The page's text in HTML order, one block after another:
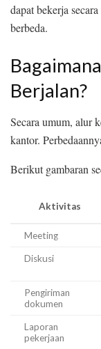
dapat bekerja
berbeda.
Berjalan?
Secara umum, alur
kantor.
Berikut gambaran
Aktivitas
Meeting
Diskusi
Pengiriman
dokumen
Laporan
pekerjaan